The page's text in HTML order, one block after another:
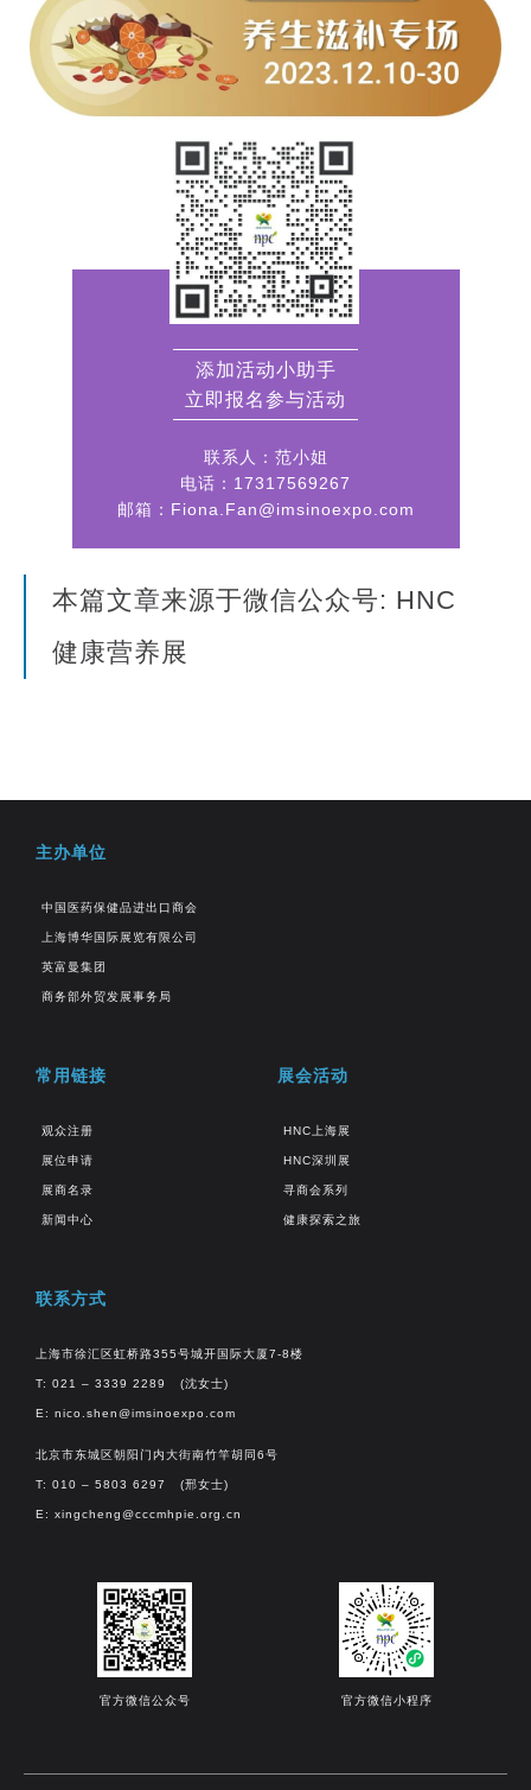
添加活动小助手
立即报名参与活动
联系人：范小姐
电话：17317569267
邮箱：Fiona.Fan@imsinoexpo.com
本篇文章来源于微信公众号: HNC
健康营养展
主办单位
中国医药保健品进出口商会
上海博华国际展览有限公司
英富曼集团
商务部外贸发展事务局
常用链接
观众注册
展位申请
展商名录
新闻中心
展会活动
HNC上海展
HNC深圳展
寻商会系列
健康探索之旅
联系方式
上海市徐汇区虹桥路355号城开国际大厦7-8楼
T: 021 – 3339 2289 (沈女士)
E: nico.shen@imsinoexpo.com
北京市东城区朝阳门内大街南竹竿胡同6号
T: 010 – 5803 6297 (邢女士)
E: xingcheng@cccmhpie.org.cn
官方微信公众号 官方微信小程序